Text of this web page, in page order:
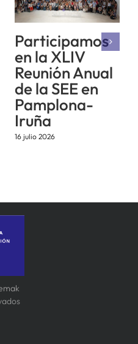
Participamos
en la XLIV
Reunión Anual
de la SEE en
Pamplona-
Iruña
16 julio 2026